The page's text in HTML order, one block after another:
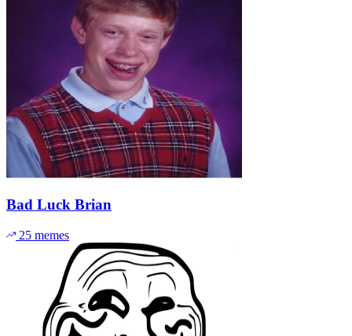
Bad Luck Brian
25 memes